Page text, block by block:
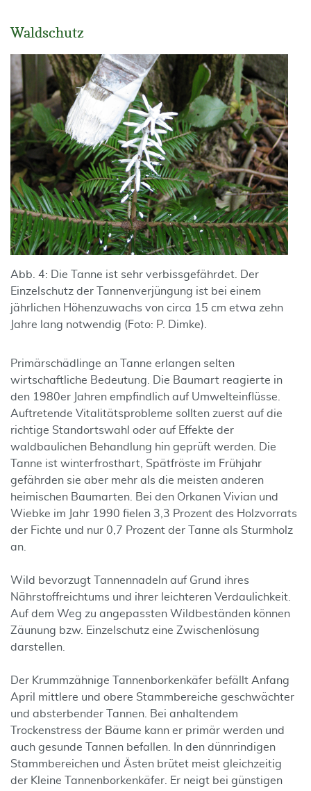
Waldschutz
Abb. 4: Die Tanne ist sehr verbissgefährdet. Der
Einzelschutz der Tannenverjüngung ist bei einem
jährlichen Höhenzuwachs von circa 15 cm etwa zehn
Jahre lang notwendig (Foto: P. Dimke).
Primärschädlinge an Tanne erlangen selten
wirtschaftliche Bedeutung. Die Baumart reagierte in
den 1980er Jahren empfindlich auf Umwelteinflüsse.
Auftretende Vitalitätsprobleme sollten zuerst auf die
richtige Standortswahl oder auf Effekte der
waldbaulichen Behandlung hin geprüft werden. Die
Tanne ist winterfrosthart, Spätfröste im Frühjahr
gefährden sie aber mehr als die meisten anderen
heimischen Baumarten. Bei den Orkanen Vivian und
Wiebke im Jahr 1990 fielen 3,3 Prozent des Holzvorrats
der Fichte und nur 0,7 Prozent der Tanne als Sturmholz
an.
Wild bevorzugt Tannennadeln auf Grund ihres
Nährstoffreichtums und ihrer leichteren Verdaulichkeit.
Auf dem Weg zu angepassten Wildbeständen können
Zäunung bzw. Einzelschutz eine Zwischenlösung
darstellen.
Der Krummzähnige Tannenborkenkäfer befällt Anfang
April mittlere und obere Stammbereiche geschwächter
und absterbender Tannen. Bei anhaltendem
Trockenstress der Bäume kann er primär werden und
auch gesunde Tannen befallen. In den dünnrindigen
Stammbereichen und Ästen brütet meist gleichzeitig
der Kleine Tannenborkenkäfer. Er neigt bei günstigen